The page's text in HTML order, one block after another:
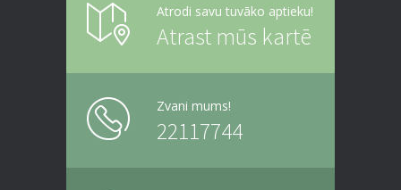
Atrodi savu tuvāko aptieku!
Atrast mūs kartē
Zvani mums!
22117744